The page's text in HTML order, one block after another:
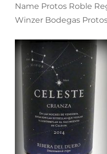
Name Protos Roble
Winzer Bodegas Protos